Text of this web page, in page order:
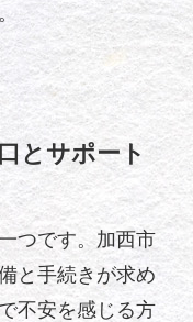
とサポート
つです。加西市
と手続きが求め
不安を感じる方